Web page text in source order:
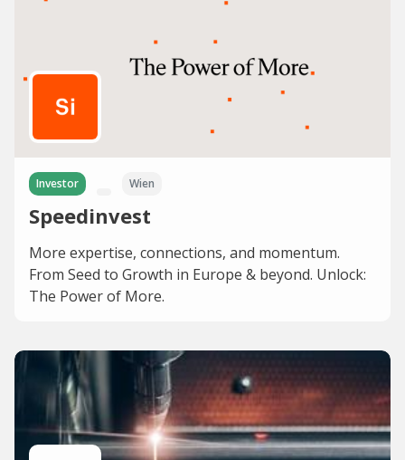
Investor Wien
Speedinvest
More expertise, connections, and momentum.
From Seed to Growth in Europe & beyond. Unlock:
The Power of More.